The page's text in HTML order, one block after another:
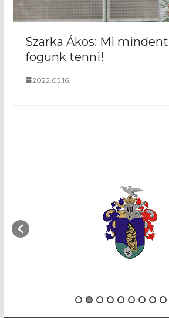
Szarka Ákos: Mi
fogunk tenni!
2022.05.16.